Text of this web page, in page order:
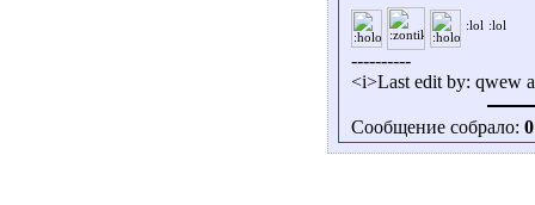
----------
<i>Last edit by: qwew
Сообщение собрало: 0